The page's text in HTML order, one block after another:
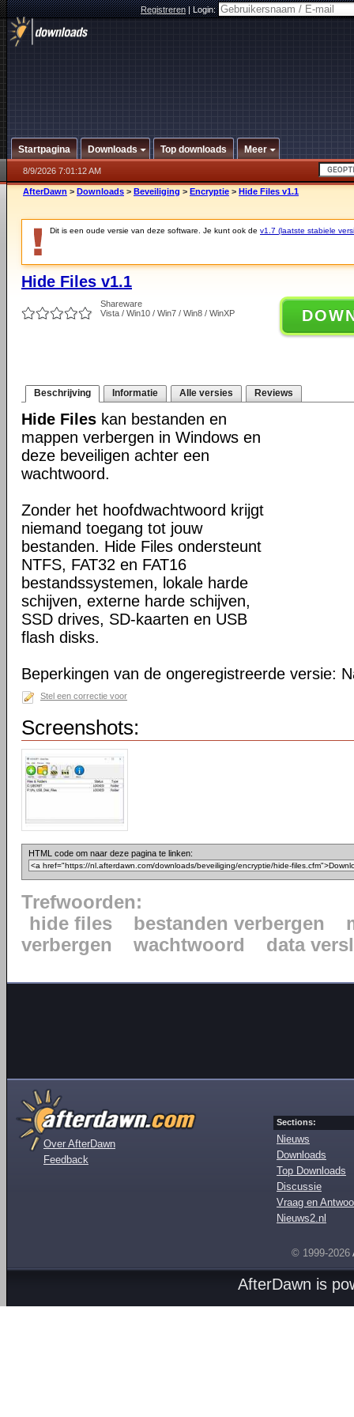
Registreren|Login:
Startpagina Downloads Top downloads Meer
8/9/2026 7:01:12 AM
AfterDawn > Downloads > Beveiliging > Encryptie > Hide Files v1.1
Dit is een oude versie van deze software. Je kunt ook de v1.7 (laatste stabiele
Hide Files v1.1
Shareware
Vista / Win10 / Win7 / Win8 / WinXP
Beschrijving Informatie Alle versies Reviews
Hide Files kan bestanden en
mappen verbergen in Windows en
deze beveiligen achter een
wachtwoord.
Zonder het hoofdwachtwoord krijgt
niemand toegang tot jouw
bestanden. Hide Files ondersteunt
NTFS, FAT32 en FAT16
bestandssystemen, lokale harde
schijven, externe harde schijven,
SSD drives, SD-kaarten en USB
flash disks.
Beperkingen van de ongeregistreerde versie:
Stel een correctie voor
Screenshots:
HTML code om naar deze pagina te linken:
Trefwoorden:
hide files
bestanden verbergen
verbergen
wachtwoord data
Over AfterDawn
Feedback
Sections:
Nieuws
Downloads
Top Downloads
Discussie
Vraag en
Nieuws2.nl
© 1999-2026
AfterDawn is